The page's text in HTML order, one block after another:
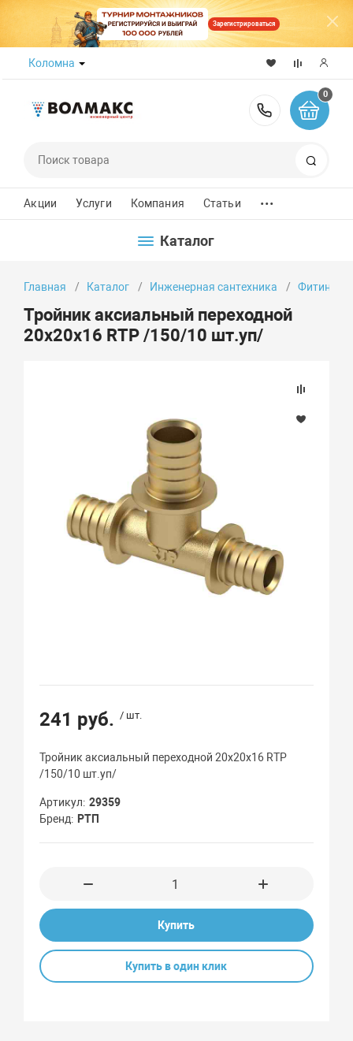
Зарегистрироваться
Коломна
8 (800)
0
Акции Услуги Компания Статьи ...
Каталог
Главная Каталог Инженерная сантехника Фитинги
Тройник аксиальный переходной
20х20х16 RTP /150/10 шт.уп/
241 руб. / шт.
Тройник аксиальный переходной 20х20х16 RTP
/150/10 шт.уп/
Артикул 29359
Бренд
РТП
Купить
Купить в один клик